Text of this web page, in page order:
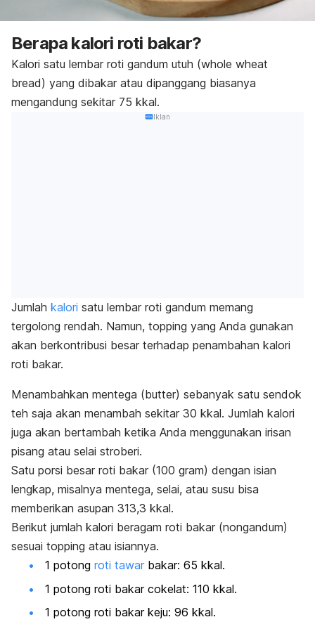
Berapa kalori roti bakar?
Kalori satu lembar roti gandum utuh (whole wheat
bread) yang dibakar atau dipanggang biasanya
mengandung sekitar 75 kkal.
Iklan
Jumlah kalori satu lembar roti gandum memang
tergolong rendah. Namun, topping yang Anda gunakan
akan berkontribusi besar terhadap penambahan kalori
roti bakar.
Menambahkan mentega (butter) sebanyak satu sendok
teh saja akan menambah sekitar 30 kkal. Jumlah kalori
juga akan bertambah ketika Anda menggunakan irisan
pisang atau selai stroberi.
Satu porsi besar roti bakar (100 gram) dengan isian
lengkap, misalnya mentega, selai, atau susu bisa
memberikan asupan 313,3 kkal.
Berikut jumlah kalori beragam roti bakar (nongandum)
sesuai topping atau isiannya.
1 potong roti tawar bakar: 65 kkal.
1 potong roti bakar cokelat: 110 kkal.
1 potong roti bakar keju: 96 kkal.